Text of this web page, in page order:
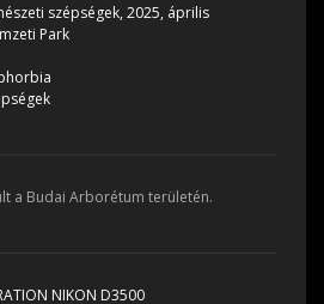
szépségek, 2025, április
Park
a Budai Arborétum területén.
NIKON D3500